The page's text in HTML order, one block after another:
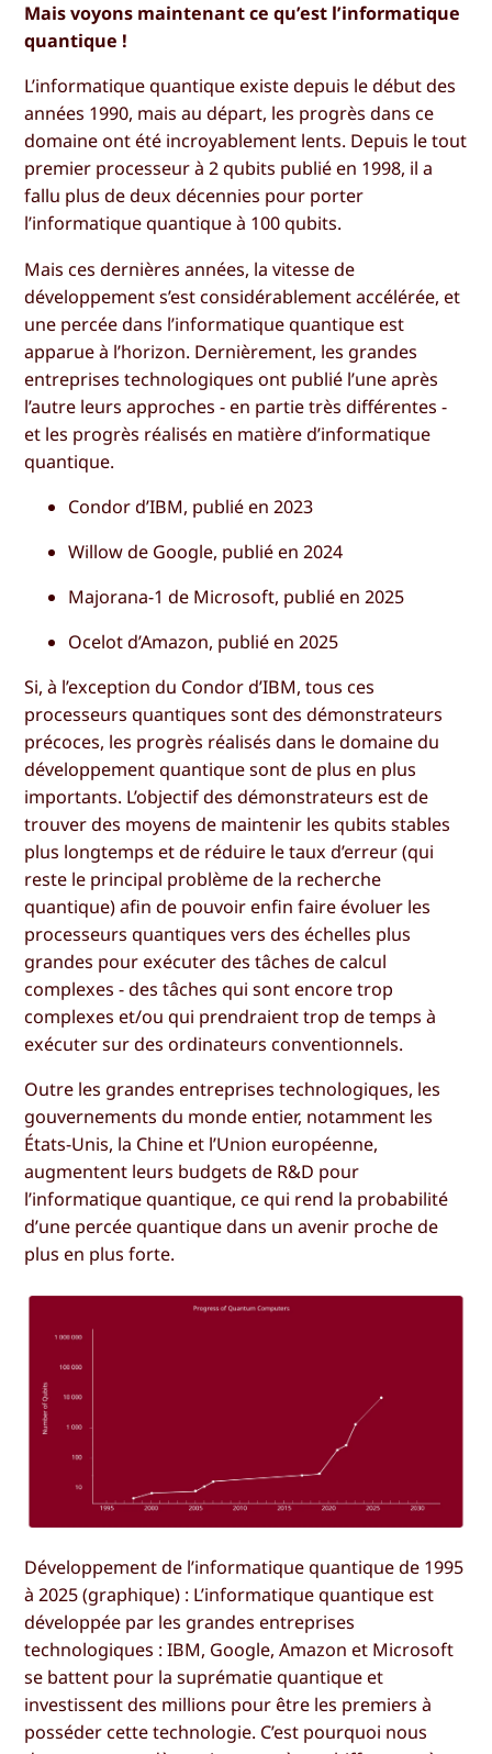
Mais voyons maintenant ce qu’est l’informatique
quantique !
L’informatique quantique existe depuis le début des
années 1990, mais au départ, les progrès dans ce
domaine ont été incroyablement lents. Depuis le tout
premier processeur à 2 qubits publié en 1998, il a
fallu plus de deux décennies pour porter
l’informatique quantique à 100 qubits.
Mais ces dernières années, la vitesse de
développement s’est considérablement accélérée, et
une percée dans l’informatique quantique est
apparue à l’horizon. Dernièrement, les grandes
entreprises technologiques ont publié l’une après
l’autre leurs approches - en partie très différentes -
et les progrès réalisés en matière d’informatique
quantique.
Condor d’IBM, publié en 2023
Willow de Google, publié en 2024
Majorana-1 de Microsoft, publié en 2025
Ocelot d’Amazon, publié en 2025
Si, à l’exception du Condor d’IBM, tous ces
processeurs quantiques sont des démonstrateurs
précoces, les progrès réalisés dans le domaine du
développement quantique sont de plus en plus
importants. L’objectif des démonstrateurs est de
trouver des moyens de maintenir les qubits stables
plus longtemps et de réduire le taux d’erreur (qui
reste le principal problème de la recherche
quantique) afin de pouvoir enfin faire évoluer les
processeurs quantiques vers des échelles plus
grandes pour exécuter des tâches de calcul
complexes - des tâches qui sont encore trop
complexes et/ou qui prendraient trop de temps à
exécuter sur des ordinateurs conventionnels.
Outre les grandes entreprises technologiques, les
gouvernements du monde entier, notamment les
États-Unis, la Chine et l’Union européenne,
augmentent leurs budgets de R&D pour
l’informatique quantique, ce qui rend la probabilité
d’une percée quantique dans un avenir proche de
plus en plus forte.
Développement de l’informatique quantique de 1995
à 2025 (graphique) : L’informatique quantique est
développée par les grandes entreprises
technologiques : IBM, Google, Amazon et Microsoft
se battent pour la suprématie quantique et
investissent des millions pour être les premiers à
posséder cette technologie. C’est pourquoi nous